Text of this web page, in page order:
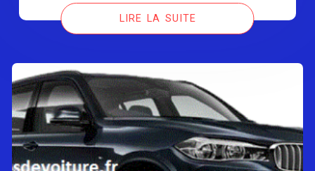
LIRE LA SUITE